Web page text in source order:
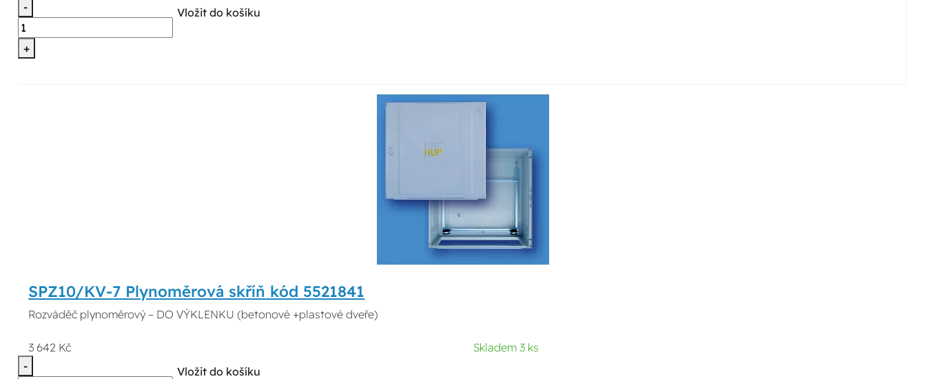
-
+
Vložit do košíku
SPZ10/KV-7 Plynoměrová skříň kód 5521841
Rozváděč plynoměrový – DO VÝKLENKU (betonové +plastové dveře)
3 642 Kč
Skladem 3 ks
-
Vložit do košíku